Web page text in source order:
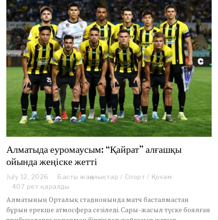
Алматыда еуромаусым: “Қайрат” алғашқы
ойында жеңіске жетті
July 12, 2026
u
y
1
Басты жаңалықтар / Спорт / Қоғам
407 рет қаралды
Алматының Орталық стадионында матч басталмастан
бұрын ерекше атмосфера сезіледі. Сары-жасыл түске боялған